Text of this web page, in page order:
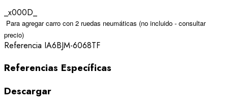
_x000D_
 Para agregar carro con 2 ruedas neumáticas (no incluido - consultar
precio)
Referencia IA6BJM-6068TF
Referencias Específicas
Descargar